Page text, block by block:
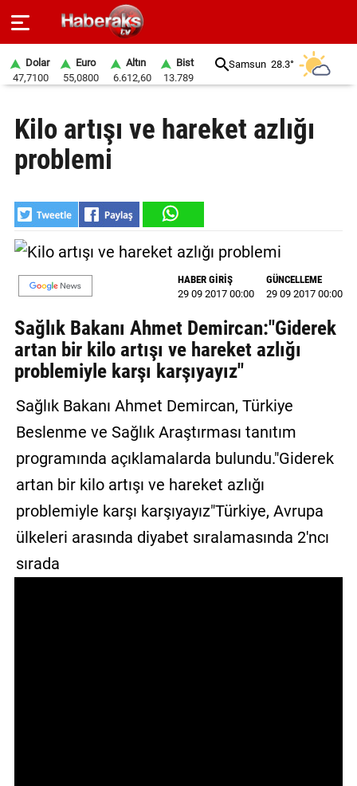
SPOR
YAŞAM
EKONOMİ
BELEDİYELER
SAĞLIK
EĞİTİM
GALERİ
VİDEO
YAZARLAR
BİZE
Künye
İletişim
Dolar
47,7100
Euro
55,0800
Altın
6.612,60
Bist
13.789
Samsun 28.3°
Kilo artışı ve hareket azlığı
problemi
HABER GİRİŞ
29 09 2017 00:00
GÜNCELLEME
29 09 2017 00:00
Sağlık Bakanı Ahmet Demircan:"Giderek
artan bir kilo artışı ve hareket azlığı
problemiyle karşı karşıyayız"
Sağlık Bakanı Ahmet Demircan, Türkiye
Beslenme ve Sağlık Araştırması tanıtım
programında açıklamalarda bulundu."Giderek
artan bir kilo artışı ve hareket azlığı
problemiyle karşı karşıyayız"Türkiye, Avrupa
ülkeleri arasında diyabet sıralamasında 2'ncı
sırada